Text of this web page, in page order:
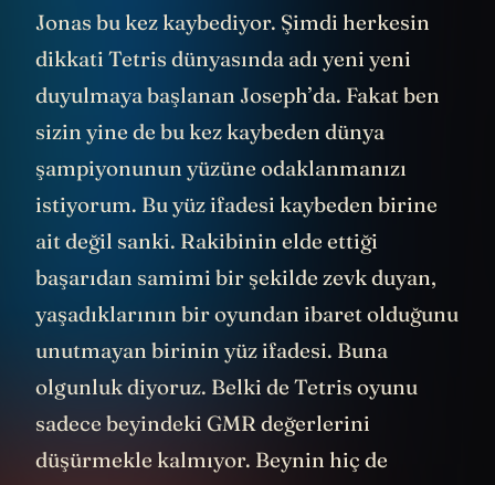
Jonas bu kez kaybediyor. Şimdi herkesin
dikkati Tetris dünyasında adı yeni yeni
duyulmaya başlanan Joseph’da. Fakat ben
sizin yine de bu kez kaybeden dünya
şampiyonunun yüzüne odaklanmanızı
istiyorum. Bu yüz ifadesi kaybeden birine
ait değil sanki. Rakibinin elde ettiği
başarıdan samimi bir şekilde zevk duyan,
yaşadıklarının bir oyundan ibaret olduğunu
unutmayan birinin yüz ifadesi. Buna
olgunluk diyoruz. Belki de Tetris oyunu
sadece beyindeki GMR değerlerini
düşürmekle kalmıyor. Beynin hiç de